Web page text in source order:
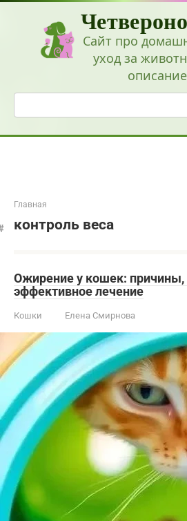
Перейти
Сайт про
уход за
Поиск:
Главная
контроль веса
Ожирение у кошек: причины,
эффективное лечение
Кошки Елена Смирнова